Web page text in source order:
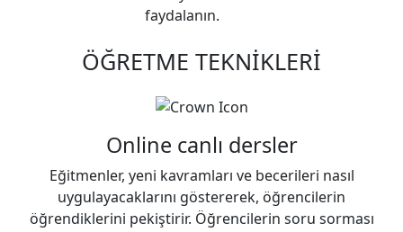
faydalanın.
ÖĞRETME TEKNİKLERİ
Online canlı dersler
Eğitmenler, yeni kavramları ve becerileri nasıl
uygulayacaklarını göstererek, öğrencilerin
öğrendiklerini pekiştirir. Öğrencilerin soru sorması